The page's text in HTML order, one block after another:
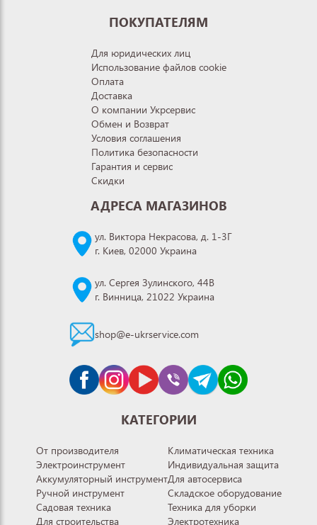
ПОКУПАТЕЛЯМ
Для юридических лиц
Использование файлов cookie
Оплата
Доставка
О компании Укрсервис
Обмен и Возврат
Условия соглашения
Политика безопасности
Гарантия и сервис
Скидки
АДРЕСА МАГАЗИНОВ
ул. Виктора Некрасова, д. 1-3Г
г. Киев, 02000 Украина
ул. Сергея Зулинского, 44В
г. Винница, 21022 Украина
shop@e-ukrservice.com
КАТЕГОРИИ
От производителя
Электроинструмент
Аккумуляторный инструмент
Ручной инструмент
Садовая техника
Для строительства
Климатическая техника
Индивидуальная защита
Для автосервиса
Складское оборудование
Техника для уборки
Электротехника